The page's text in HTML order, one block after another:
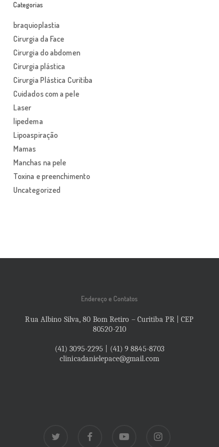
Categorias
braquioplastia
Cirurgia da Face
Cirurgia do abdomen
Cirurgia plástica
Cirurgia Plástica Curitiba
Cuidados com a pele
Laser
lipedema
Lipoaspiração
Mamas
Manchas na pele
Toxina e preenchimento
Uncategorized
Endereço e Contatos
Rua Albino Silva, 80 Bom Retiro – Curitiba PR | CEP
80520-210
(41) 3095-2295 | (41) 9 8845-8703
clinicadanielepace@gmail.com